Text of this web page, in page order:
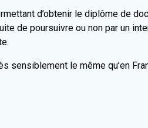
d’obtenir le diplôme de
de poursuivre ou non par un
sensiblement le même qu’en